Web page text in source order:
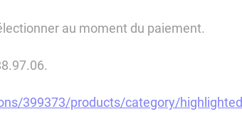
au moment du paiement.
399373/products/category/highlighted